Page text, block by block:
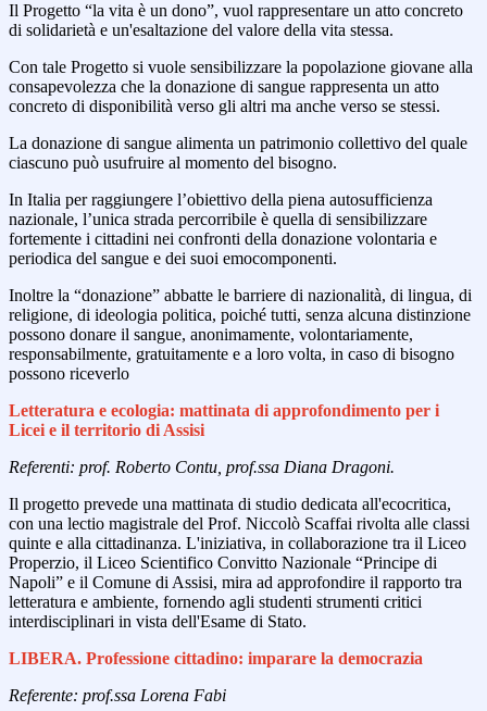
Il Progetto “la vita è un dono”, vuol rappresentare un atto concreto
di solidarietà e un'esaltazione del valore della vita stessa.
Con tale Progetto si vuole sensibilizzare la popolazione giovane alla
consapevolezza che la donazione di sangue rappresenta un atto
concreto di disponibilità verso gli altri ma anche verso se stessi.
La donazione di sangue alimenta un patrimonio collettivo del quale
ciascuno può usufruire al momento del bisogno.
In Italia per raggiungere l’obiettivo della piena autosufficienza
nazionale, l’unica strada percorribile è quella di sensibilizzare
fortemente i cittadini nei confronti della donazione volontaria e
periodica del sangue e dei suoi emocomponenti.
Inoltre la “donazione” abbatte le barriere di nazionalità, di lingua, di
religione, di ideologia politica, poiché tutti, senza alcuna distinzione
possono donare il sangue, anonimamente, volontariamente,
responsabilmente, gratuitamente e a loro volta, in caso di bisogno
possono riceverlo
Letteratura e ecologia: mattinata di approfondimento per i
Licei e il territorio di Assisi
Referenti: prof. Roberto Contu, prof.ssa Diana Dragoni.
Il progetto prevede una mattinata di studio dedicata all'ecocritica,
con una lectio magistrale del Prof. Niccolò Scaffai rivolta alle classi
quinte e alla cittadinanza. L'iniziativa, in collaborazione tra il Liceo
Properzio, il Liceo Scientifico Convitto Nazionale “Principe di
Napoli” e il Comune di Assisi, mira ad approfondire il rapporto tra
letteratura e ambiente, fornendo agli studenti strumenti critici
interdisciplinari in vista dell'Esame di Stato.
LIBERA. Professione cittadino: imparare la democrazia
Referente: prof.ssa Lorena Fabi